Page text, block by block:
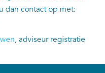
dan contact op met:
, adviseur registratie